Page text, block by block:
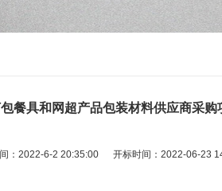
餐具和网超产品包装材料供应商采
：2022-6-2 20:35:00 开标时间：2022-06-23